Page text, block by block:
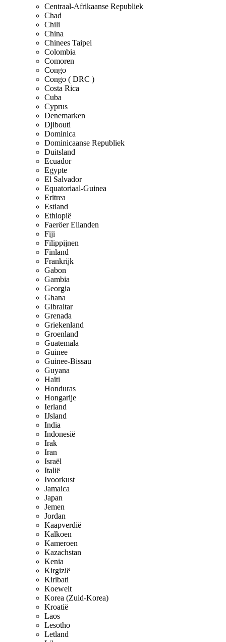
Centraal-Afrikaanse Republiek
Chad
Chili
China
Chinees Taipei
Colombia
Comoren
Congo
Congo ( DRC )
Costa Rica
Cuba
Cyprus
Denemarken
Djibouti
Dominica
Dominicaanse Republiek
Duitsland
Ecuador
Egypte
El Salvador
Equatoriaal-Guinea
Eritrea
Estland
Ethiopië
Faeröer Eilanden
Fiji
Filippijnen
Finland
Frankrijk
Gabon
Gambia
Georgia
Ghana
Gibraltar
Grenada
Griekenland
Groenland
Guatemala
Guinee
Guinee-Bissau
Guyana
Haïti
Honduras
Hongarije
Ierland
IJsland
India
Indonesië
Irak
Iran
Israël
Italië
Ivoorkust
Jamaica
Japan
Jemen
Jordan
Kaapverdië
Kalkoen
Kameroen
Kazachstan
Kenia
Kirgizië
Kiribati
Koeweit
Korea (Zuid-Korea)
Kroatië
Laos
Lesotho
Letland